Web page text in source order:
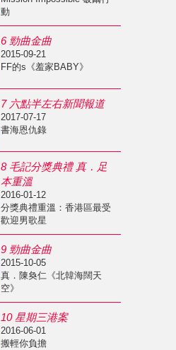
動
6 勁曲金曲
2015-09-21
FF的s《羞家BABY》
7 六點半左右新聞報道
2017-07-17
書海恩仇錄
8 毛記分獎典禮 真．足
本重溫
2016-01-12
分獎典禮重溫：香港區最受
歡迎男歌星
9 勁曲金曲
2015-10-05
真．陳奐仁《北韓海闊天
空》
10 星期三港案
2016-06-01
搬輕你負擔